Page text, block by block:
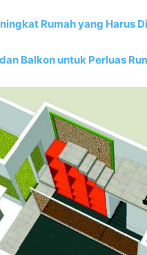
Rumah yang Harus
Balkon untuk Perluas